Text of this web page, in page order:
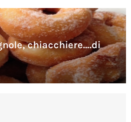
chiacchiere….di